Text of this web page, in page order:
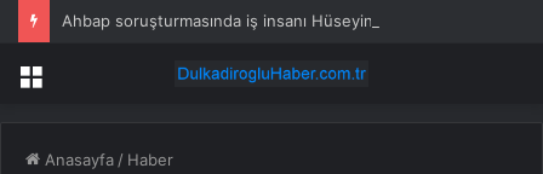
Menü
Anasayfa / Haber